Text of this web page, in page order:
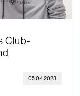
Club-
05.04.2023